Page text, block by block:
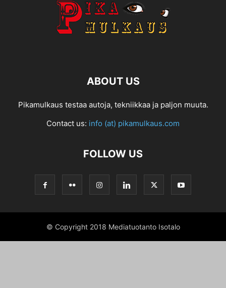
ABOUT US
Pikamulkaus testaa autoja, tekniikkaa ja paljon muuta.
Contact us: info (at) pikamulkaus.com
FOLLOW US
© Copyright 2018 Mediatuotanto Isotalo